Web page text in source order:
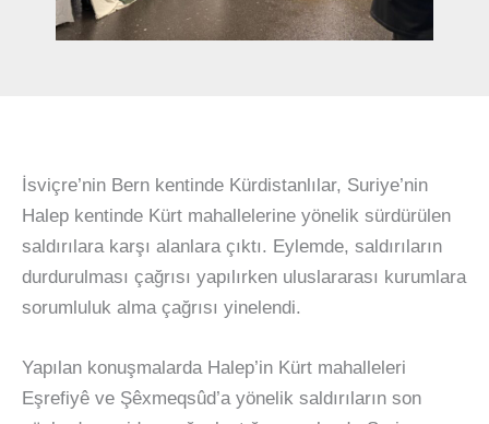
İsviçre’nin Bern kentinde Kürdistanlılar, Suriye’nin
Halep kentinde Kürt mahallelerine yönelik sürdürülen
saldırılara karşı alanlara çıktı. Eylemde, saldırıların
durdurulması çağrısı yapılırken uluslararası kurumlara
sorumluluk alma çağrısı yinelendi.
Yapılan konuşmalarda Halep’in Kürt mahalleleri
Eşrefiyê ve Şêxmeqsûd’a yönelik saldırıların son